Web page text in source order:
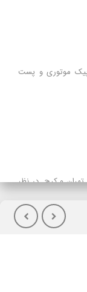
موتوری و پست
و کرج در نظر
در صورت انتخاب
خواهد بود.